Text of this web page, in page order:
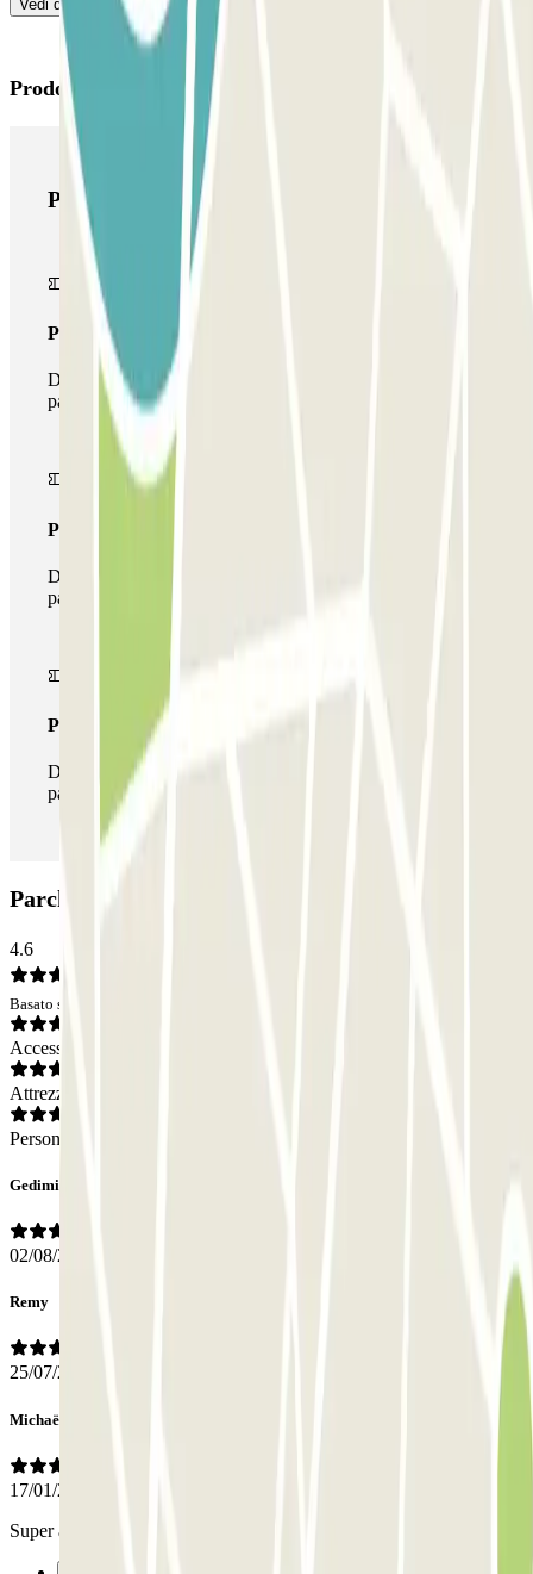
Vedi di più
Prodotti di Parclick
Prodotti di Parclick
Pass unico
Durante il tuo soggiorno potrai entrare e uscire dal
parcheggio una sola volta
Pass multiparking
Durante il tuo soggiorno potrai usufruire dell'intera rete di
parcheggi disponibili su Parclick.
Pass illlimitato
Durante il tuo soggiorno potrai entrare e uscire dal
parcheggio tutte le volte che vorrai.
Parcheggio Autorimessa Gino Troiano: Opinioni
4.6
Basato su 4 opinioni
Accesso
Attrezzatura
Personale
Gediminas
02/08/2024
Remy
25/07/2023
Michaël
17/01/2023
Super agréables, flexibles et très bon prix